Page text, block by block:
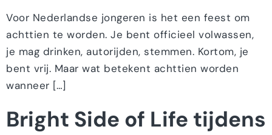
Voor Nederlandse jongeren is het een feest om
achttien te worden. Je bent officieel volwassen,
je mag drinken, autorijden, stemmen. Kortom, je
bent vrij. Maar wat betekent achttien worden
wanneer […]
Bright Side of Life tijdens